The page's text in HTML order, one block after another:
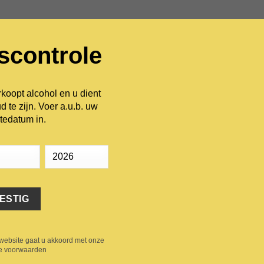
INFORMATIE WIJNHUIZEN
alcohol en u dient
te zijn. Voer a.u.b. uw
in.
gaat u akkoord met onze
voorwaarden